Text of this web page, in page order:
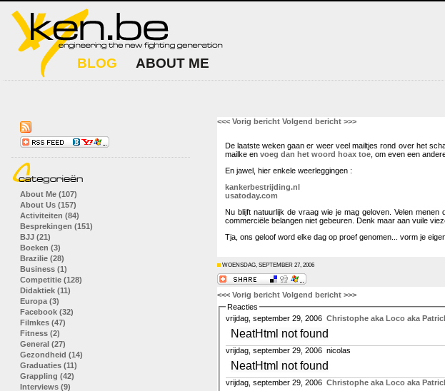
BLOG ABOUT ME
<<< Vorig bericht Volgend bericht >>>
De laatste weken gaan er weer veel mailtjes rond over het
mailke en voeg dan het woord hoax toe, om even een
En jawel, hier enkele weerleggingen :
kankerbestrijding.nl
usatoday.com
Nu blijft natuurlijk de vraag wie je mag geloven. Velen
commerciële belangen niet gebeuren. Denk maar aan vuile
Tja, ons geloof word elke dag op proef genomen... vorm je
WOENSDAG, SEPTEMBER 27, 2006
<<< Vorig bericht Volgend bericht >>>
Reacties
vrijdag, september 29, 2006 Christophe aka Loco aka
NeatHtml not found
vrijdag, september 29, 2006 nicolas
NeatHtml not found
vrijdag, september 29, 2006 Christophe aka Loco aka
About Me (107)
About Us (157)
Activiteiten (84)
Besprekingen (151)
BJJ (21)
Boeken (3)
Brazilie (28)
Business (1)
Competitie (128)
Didaktiek (11)
Europa (3)
Facebook (32)
Filmkes (47)
Fitness (2)
General (27)
Gezondheid (14)
Graduaties (11)
Grappling (42)
Interviews (9)